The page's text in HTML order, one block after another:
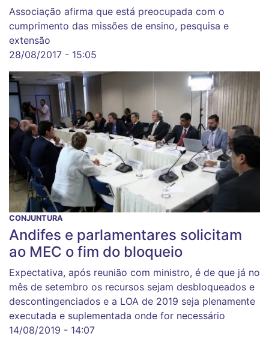
Associação afirma que está preocupada com o
cumprimento das missões de ensino, pesquisa e
extensão
28/08/2017 - 15:05
CONJUNTURA
Andifes e parlamentares solicitam
ao MEC o fim do bloqueio
Expectativa, após reunião com ministro, é de que já no
mês de setembro os recursos sejam desbloqueados e
descontingenciados e a LOA de 2019 seja plenamente
executada e suplementada onde for necessário
14/08/2019 - 14:07